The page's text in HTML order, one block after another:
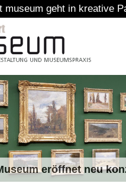
geht in kreative
eröffnet neu